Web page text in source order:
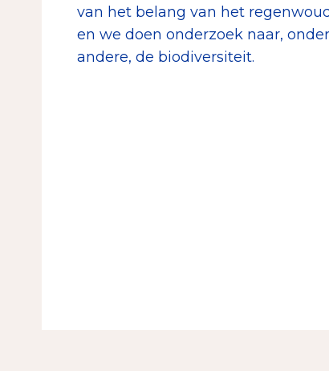
van het belang van het regenwoud
en we doen onderzoek naar, onder
andere, de biodiversiteit.